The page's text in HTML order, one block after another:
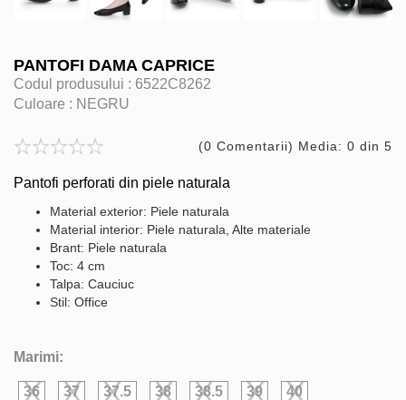
PANTOFI DAMA CAPRICE
Codul produsului : 6522C8262
Culoare : NEGRU
(0 Comentarii) Media: 0 din 5
Pantofi perforati din piele naturala
Material exterior: Piele naturala
Material interior: Piele naturala, Alte materiale
Brant: Piele naturala
Toc: 4 cm
Talpa: Cauciuc
Stil: Office
Marimi:
36 37 37.5 38 38.5 39 40